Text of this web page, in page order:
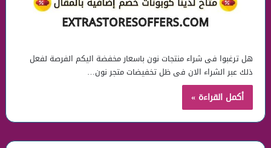
هل ترغبوا فى شراء منتجات نون باسعار مخفضة اليكم الفرصة لفعل
ذلك عبر الشراء الان فى ظل تخفيضات متجر نون…
أكمل القراءة »